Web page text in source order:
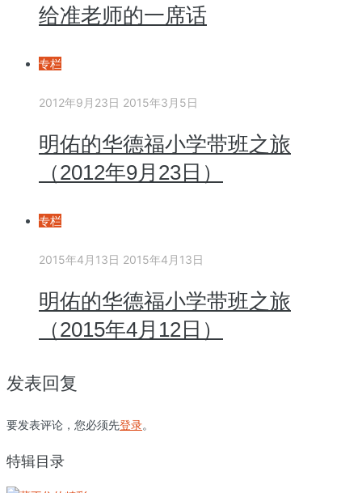
给准老师的一席话
专栏
2012年9月23日 2015年3月5日
明佑的华德福小学带班之旅
（2012年9月23日）
专栏
2015年4月13日 2015年4月13日
明佑的华德福小学带班之旅
（2015年4月12日）
发表回复
要发表评论，您必须先登录。
特辑目录